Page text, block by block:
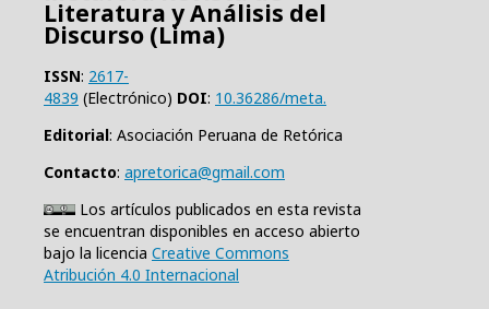
Literatura y Análisis del
Discurso (Lima)
ISSN: 2617-
4839 (Electrónico) DOI: 10.36286/meta.
Editorial: Asociación Peruana de Retórica
Contacto: apretorica@gmail.com
Los artículos publicados en esta revista
se encuentran disponibles en acceso abierto
bajo la licencia Creative Commons
Atribución 4.0 Internacional